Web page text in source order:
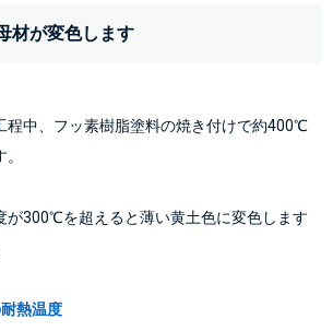
材が変色します
程中、フッ素樹脂塗料の焼き付けで約400℃
が300℃を超えると薄い黄土色に変色します
熱温度